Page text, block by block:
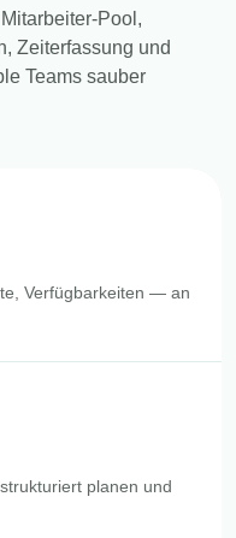
Pool,
Zeiterfassung und
Teams sauber
Verfügbarkeiten — an
planen und